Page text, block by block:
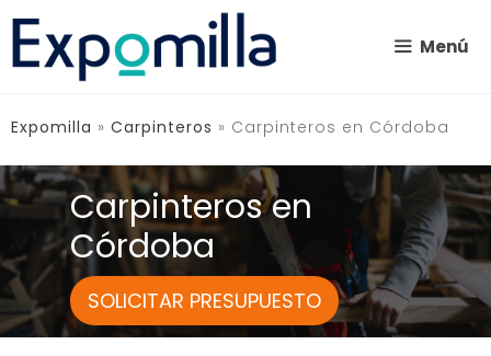
Saltar
contenido
Menú
Expomilla » Carpinteros » Carpinteros en Córdoba
Carpinteros en
Córdoba
SOLICITAR PRESUPUESTO